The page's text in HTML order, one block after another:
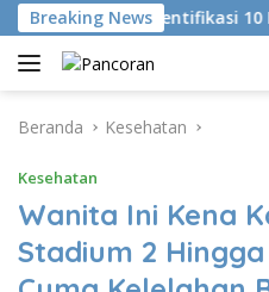
Langsung
ke
konten
Breaking News
KKI Identifikasi 10
Beranda Kesehatan
Kesehatan
Wanita Ini Kena
Stadium 2